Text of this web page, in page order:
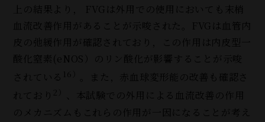
上の結果より， FVGは外用での使用においても末梢
血流改善作用があることが示唆された。FVGは血管内
皮の弛緩作用が確認されており，この作用は内皮型一
酸化窒素(eNOS）のリン酸化が影響することが示唆
されている 16）
。また，赤血球変形能の改善も確認さ
れており 2）
、本試験での外用による血流改善の作用
のメカニズムもこれらの作用が一因になることが考え